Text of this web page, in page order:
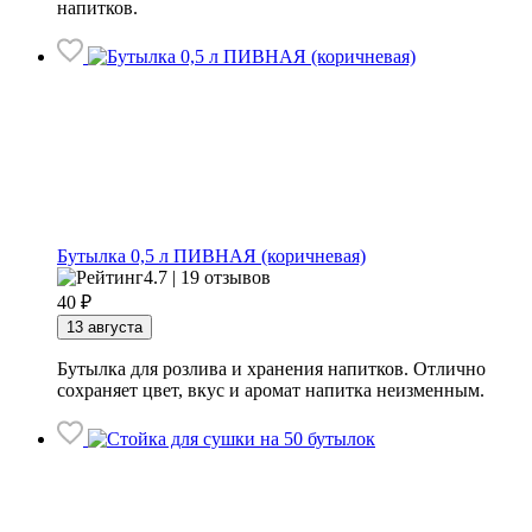
напитков.
Бутылка 0,5 л ПИВНАЯ (коричневая)
4.7 | 19 отзывов
40 ₽
13 августа
Бутылка для розлива и хранения напитков. Отлично
сохраняет цвет, вкус и аромат напитка неизменным.